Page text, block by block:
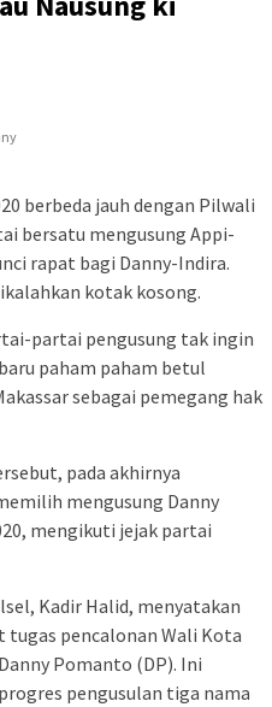
berbeda jauh dengan Pilwali
bersatu mengusung Appi-
rapat bagi Danny-Indira.
kotak kosong.
partai pengusung tak ingin
paham paham betul
sebagai pemegang hak
pada akhirnya
mengusung Danny
mengikuti jejak partai
Kadir Halid, menyatakan
pencalonan Wali Kota
Pomanto (DP). Ini
pengusulan tiga nama